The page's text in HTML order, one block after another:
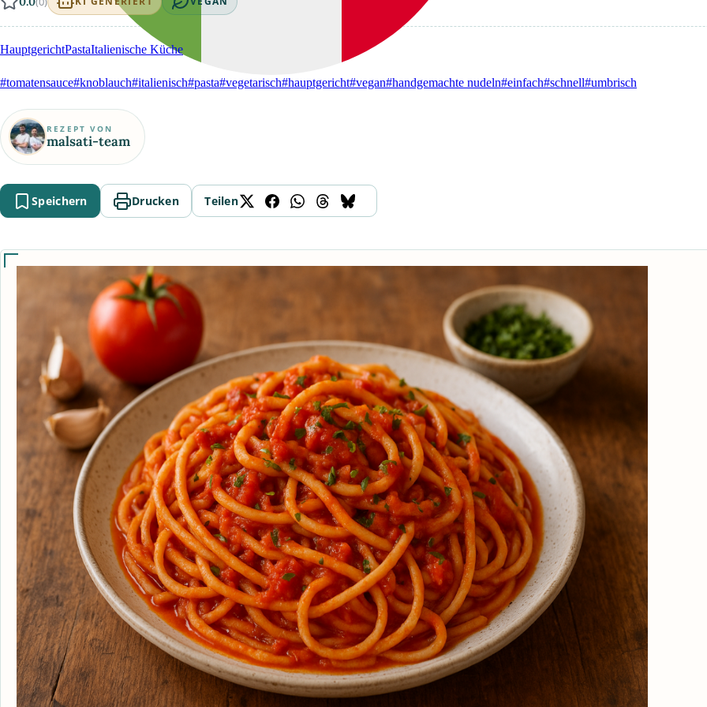
HauptgerichtPastaItalienische Küche
#tomatensauce#knoblauch#italienisch#pasta#vegetarisch#hauptgericht#vegan#handgemachte nudeln#einfach#schnell#umbrisch
REZEPT VON
malsati-team
Speichern Drucken Teilen